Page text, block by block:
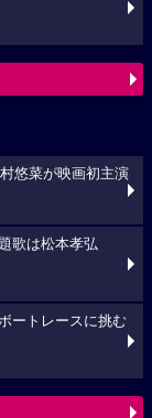
悠菜が映画初主演
歌は松本孝弘
ートレースに挑む